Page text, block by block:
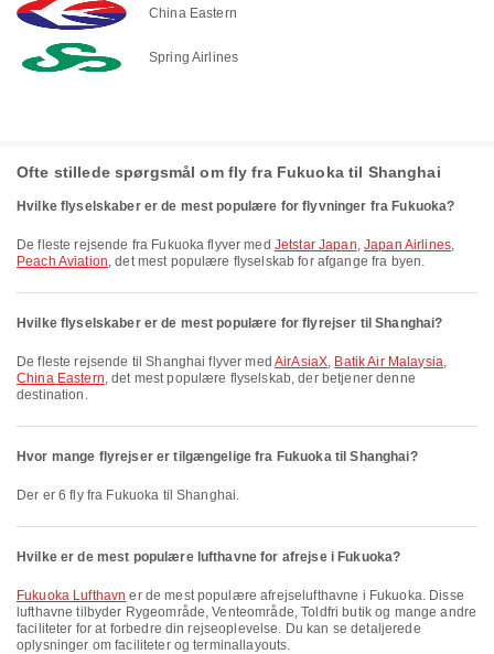
China Eastern
Spring Airlines
Ofte stillede spørgsmål om fly fra Fukuoka til Shanghai
Hvilke flyselskaber er de mest populære for flyvninger fra Fukuoka?
De fleste rejsende fra Fukuoka flyver med Jetstar Japan, Japan Airlines,
Peach Aviation, det mest populære flyselskab for afgange fra byen.
Hvilke flyselskaber er de mest populære for flyrejser til Shanghai?
De fleste rejsende til Shanghai flyver medAirAsiaX, Batik Air Malaysia,
China Eastern, det mest populære flyselskab, der betjener denne
destination.
Hvor mange flyrejser er tilgængelige fra Fukuoka til Shanghai?
Der er 6 fly fra Fukuoka til Shanghai.
Hvilke er de mest populære lufthavne for afrejse i Fukuoka?
Fukuoka Lufthavn er de mest populære afrejselufthavne i Fukuoka. Disse
lufthavne tilbyder Rygeområde, Venteområde, Toldfri butik og mange andre
faciliteter for at forbedre din rejseoplevelse. Du kan se detaljerede
oplysninger om faciliteter og terminallayouts.